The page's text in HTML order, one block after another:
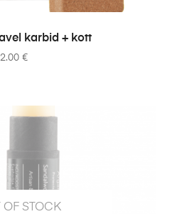
TO CARTkarbid + kott
€
OF STOCK